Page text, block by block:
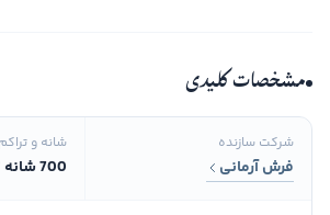
مشخصات کلیدی
شرکت سازنده
فرش آرمانی
شانه و تراکم
700 شانه / 2100 تراکم